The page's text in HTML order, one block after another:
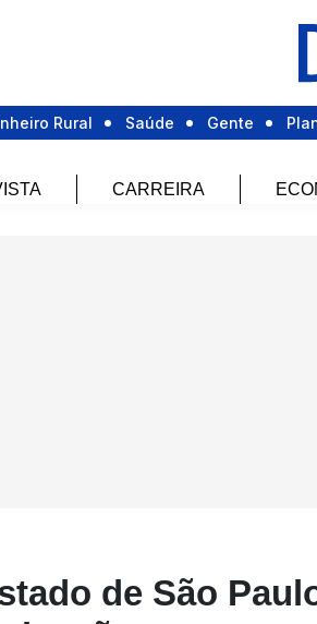
Rural Saúde Gente
CARREIRA
de São